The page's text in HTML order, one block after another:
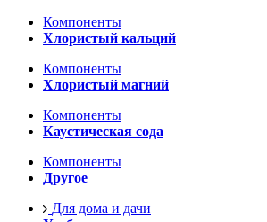
Компоненты
Хлористый кальций
Компоненты
Хлористый магний
Компоненты
Каустическая сода
Компоненты
Другое
Для дома и дачи